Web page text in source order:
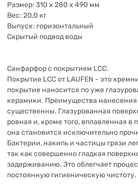
Размер: 310 x 280 x 490 мм
Вес: 20,0 кг
Выпуск: горизонтальный
Скрытый подвод воды
Санфарфор c покрытием LCC.
Покрытие LCC от LAUFEN - это
покрытие наносится по уже
керамики. Преимущества нанесения
существенны. Глазурованная
ровная и, кроме того, вплавленная в
она становится исключительно
Бактерии, накипь и частицы грязи
так как совершенно гладкая
задерживанию. Это облегчает
постоянную гигиеническую чистоту.